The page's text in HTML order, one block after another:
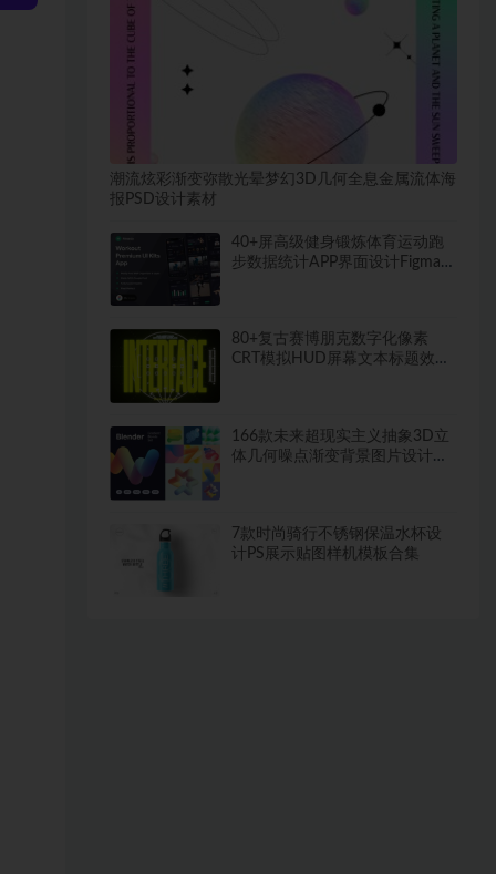
潮流炫彩渐变弥散光晕梦幻3D几何全息金属流体海
报PSD设计素材
40+屏高级健身锻炼体育运动跑
步数据统计APP界面设计Figma模
80+复古赛博朋克数字化像素
CRT模拟HUD屏幕文本标题效果
166款未来超现实主义抽象3D立
体几何噪点渐变背景图片设计素
7款时尚骑行不锈钢保温水杯设
计PS展示贴图样机模板合集